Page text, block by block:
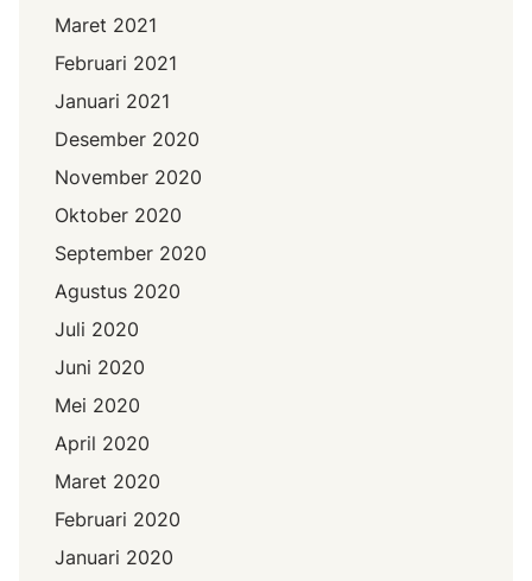
Maret 2021
Februari 2021
Januari 2021
Desember 2020
November 2020
Oktober 2020
September 2020
Agustus 2020
Juli 2020
Juni 2020
Mei 2020
April 2020
Maret 2020
Februari 2020
Januari 2020